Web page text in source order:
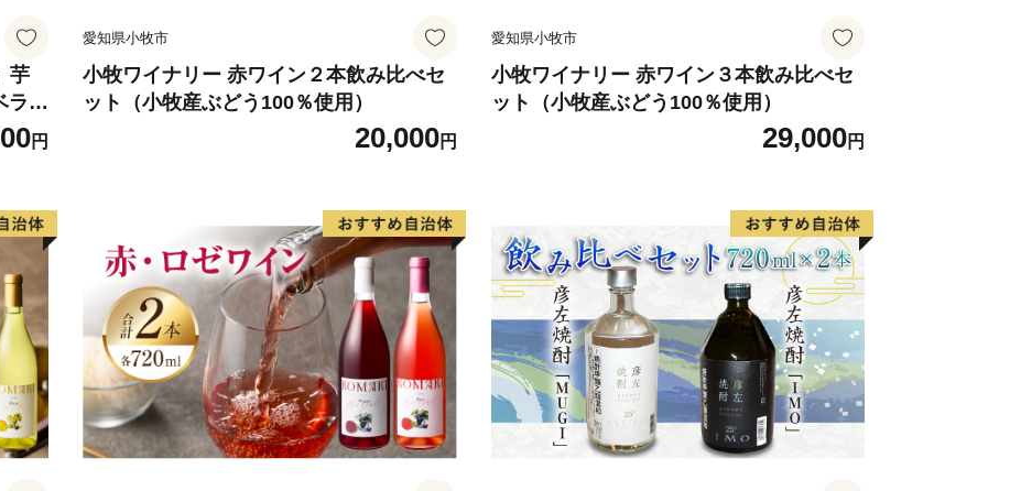
芋
ラン
円
愛知県小牧市
小牧ワイナリー 赤ワイン２本飲み比べセ
ット（小牧産ぶどう100％使用）
20,000円
愛知県小牧市
小牧ワイナリー 赤ワイン３本飲み比べセ
ット（小牧産ぶどう100％使用）
29,000円